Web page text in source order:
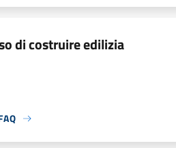
di costruire edilizia